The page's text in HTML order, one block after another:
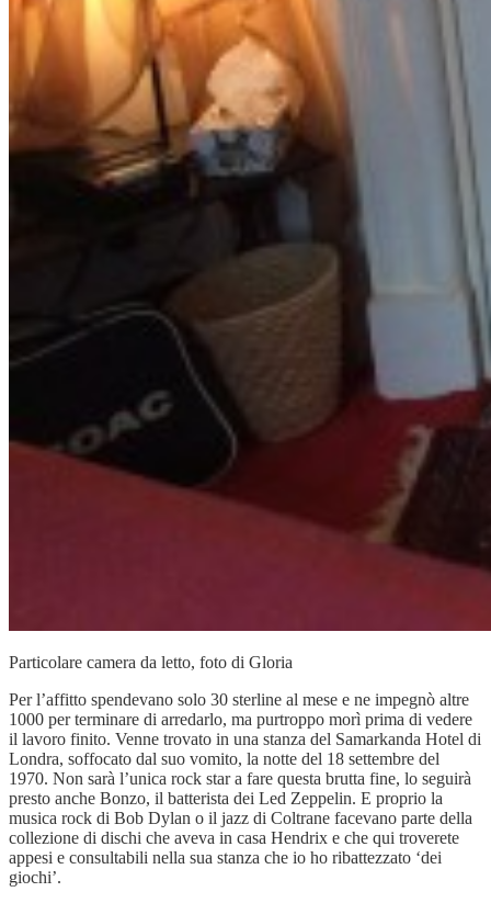
Particolare camera da letto, foto di Gloria
Per l’affitto spendevano solo 30 sterline al mese e ne impegnò altre
1000 per terminare di arredarlo, ma purtroppo morì prima di vedere
il lavoro finito. Venne trovato in una stanza del Samarkanda Hotel di
Londra, soffocato dal suo vomito, la notte del 18 settembre del
1970. Non sarà l’unica rock star a fare questa brutta fine, lo seguirà
presto anche Bonzo, il batterista dei Led Zeppelin. E proprio la
musica rock di Bob Dylan o il jazz di Coltrane facevano parte della
collezione di dischi che aveva in casa Hendrix e che qui troverete
appesi e consultabili nella sua stanza che io ho ribattezzato ‘dei
giochi’.